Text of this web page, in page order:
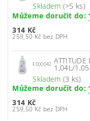
Skladem (>5 ks)
Můžeme doručit do:
314 Kč
259,50 Kč bez DPH
E000042 ATTITUDE
1,04L/
Skladem (3 ks)
Můžeme doručit do:
314 Kč
259,50 Kč bez DPH